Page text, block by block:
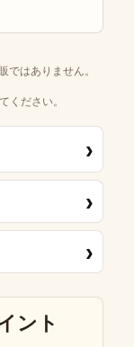
ではありません。
ください。
›
›
›
ント